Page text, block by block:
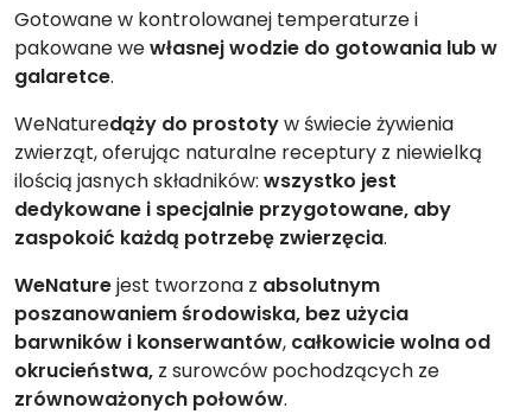
Gotowane w kontrolowanej temperaturze i
pakowane wewłasnej wodzie do gotowania lub w
galaretce.
WeNaturedąży do prostotyw świecie żywienia
zwierząt, oferując naturalne receptury z niewielką
ilością jasnych składników: wszystko jest
dedykowane i specjalnie przygotowane, aby
zaspokoić każdą potrzebę zwierzęcia.
WeNaturejest tworzona z absolutnym
poszanowaniem środowiska, bez użycia
barwników i konserwantów, całkowicie wolna od
okrucieństwa, z surowców pochodzących ze
zrównoważonych połowów.